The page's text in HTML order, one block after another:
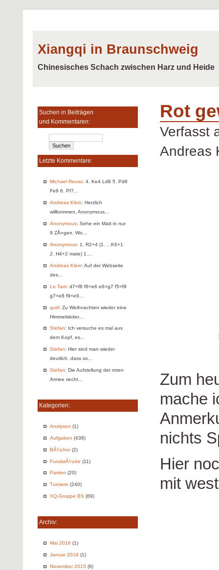
Xiangqi in Braunschweig
Chinesisches Schach zwischen Harz und Heide
Suchen in Beiträgen
und Kommentaren:
Letzte Kommentare:
Michael Reuss: 4. Ke4 Ld8 5. Pd8
Fe9 6. Pf7...
Andreas Klein: Herzlich
willkommen, Anonymous...
Anonymous: Sehe ein Matt in nur
9 ZÅ«gen. Wo...
Anonymous: 1. R2+4 (1. ...K6+1
2. H4+2 mate) 1....
Andreas Klein: Auf der Webseite
des...
Le Tam: d7=f8 f8=e6 e6=g7 f5=f9
g7=e8 f9=e9...
quirl: Zu Weihnachten wieder eine
Himmelsleiter...
Stefan: Ich versuche es mal aus
dem Kopf, es...
Stefan: Hier sind man wieder
deutlich, dass so...
Stefan: Die Aufstellung der roten
Armee riecht...
Kategorien:
Analysen (1)
Aufgaben (438)
BÃ¼cher(2)
FundstÃ¼cke (11)
Partien (20)
Turniere (240)
XQ-Gruppe BS (69)
Archiv:
Mai 2016 (1)
Januar 2016 (1)
November 2015 (6)
Rot
Verfasst
Andreas
Zum
mache
nichts
Hier
mit